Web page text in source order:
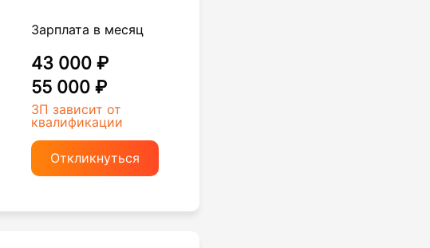
Зарплата в месяц
43 000 ₽
55 000 ₽
ЗП зависит от
квалификации
Откликнуться